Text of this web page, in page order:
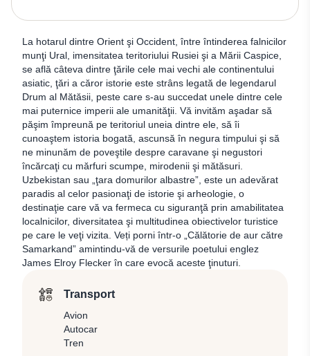
La hotarul dintre Orient şi Occident, între întinderea falnicilor
munţi Ural, imensitatea teritoriului Rusiei şi a Mării Caspice,
se află câteva dintre ţările cele mai vechi ale continentului
asiatic, ţări a căror istorie este strâns legată de legendarul
Drum al Mătăsii, peste care s-au succedat unele dintre cele
mai puternice imperii ale umanităţii. Vă invităm aşadar să
păşim împreună pe teritoriul uneia dintre ele, să îi
cunoaştem istoria bogată, ascunsă în negura timpului şi să
ne minunăm de poveştile despre caravane şi negustori
încărcaţi cu mărfuri scumpe, mirodenii şi mătăsuri.
Uzbekistan sau „ţara domurilor albastre”, este un adevărat
paradis al celor pasionaţi de istorie şi arheologie, o
destinaţie care vă va fermeca cu siguranţă prin amabilitatea
localnicilor, diversitatea şi multitudinea obiectivelor turistice
pe care le veţi vizita. Veți porni într-o „Călătorie de aur către
Samarkand” amintindu-vă de versurile poetului englez
James Elroy Flecker în care evocă aceste ţinuturi.
Transport
Avion
Autocar
Tren